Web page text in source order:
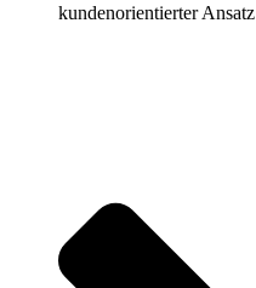
kundenorientierter Ansatz